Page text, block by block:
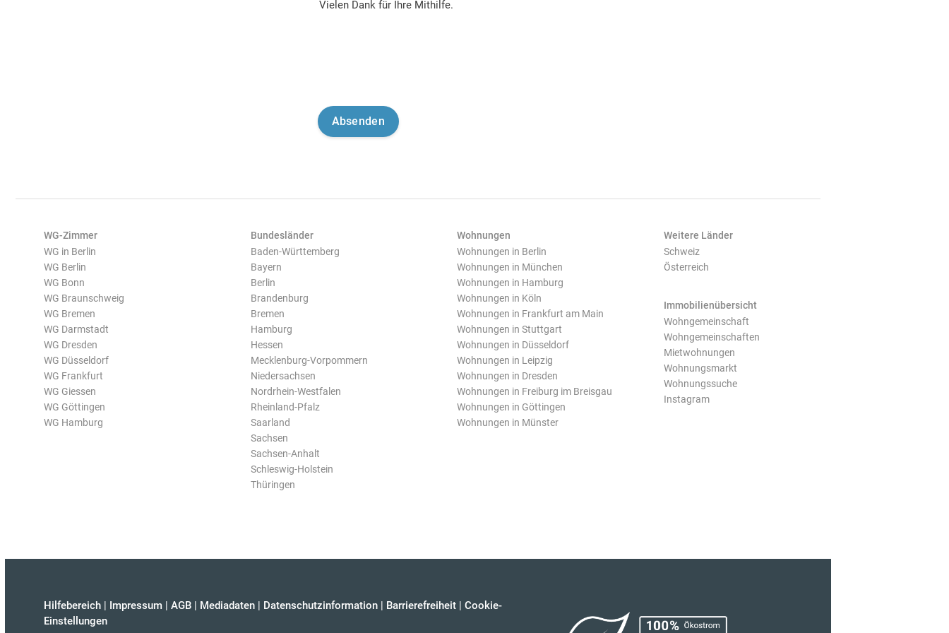
Vielen Dank für Ihre Mithilfe.
WG-Zimmer
WG in Berlin
WG Berlin
WG Bonn
WG Braunschweig
WG Bremen
WG Darmstadt
WG Dresden
WG Düsseldorf
WG Frankfurt
WG Giessen
WG Göttingen
WG Hamburg
Bundesländer
Baden-Württemberg
Bayern
Berlin
Brandenburg
Bremen
Hamburg
Hessen
Mecklenburg-Vorpommern
Niedersachsen
Nordrhein-Westfalen
Rheinland-Pfalz
Saarland
Sachsen
Sachsen-Anhalt
Schleswig-Holstein
Thüringen
Wohnungen
Wohnungen in Berlin
Wohnungen in München
Wohnungen in Hamburg
Wohnungen in Köln
Wohnungen in Frankfurt am Main
Wohnungen in Stuttgart
Wohnungen in Düsseldorf
Wohnungen in Leipzig
Wohnungen in Dresden
Wohnungen in Freiburg im Breisgau
Wohnungen in Göttingen
Wohnungen in Münster
Weitere Länder
Schweiz
Österreich
Immobilienübersicht
Wohngemeinschaft
Wohngemeinschaften
Mietwohnungen
Wohnungsmarkt
Wohnungssuche
Instagram
Hilfebereich | Impressum | AGB | Mediadaten | Datenschutzinformation | Barrierefreiheit | Cookie-
Einstellungen